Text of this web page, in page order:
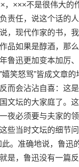
，×××不是很伟大的
任，说这个话的人
，现代作家的书，
品如果是醇酒，那
迅更加变本加厉、
嬉笑怒骂”皆成文章
而会沾沾自喜：这
文坛的大家庭了。
夜必须要与夫家的
当时文坛的细节问
。准确地说，鲁迅
，鲁迅没有一篇反